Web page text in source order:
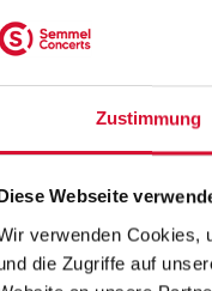
Zustimmung
Diese Webseite
verwenden Cookies,
die Zugriffe auf
US.